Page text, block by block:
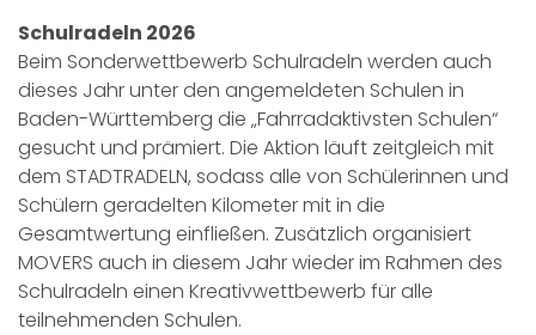
Schulradeln 2026
Beim Sonderwettbewerb Schulradeln werden auch
dieses Jahr unter den angemeldeten Schulen in
Baden-Württemberg die „Fahrradaktivsten Schulen“
gesucht und prämiert. Die Aktion läuft zeitgleich mit
dem STADTRADELN, sodass alle von Schülerinnen und
Schülern geradelten Kilometer mit in die
Gesamtwertung einfließen. Zusätzlich organisiert
MOVERS auch in diesem Jahr wieder im Rahmen des
Schulradeln einen Kreativwettbewerb für alle
teilnehmenden Schulen.